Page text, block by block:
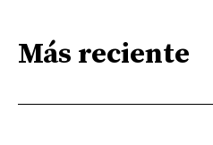
Más reciente